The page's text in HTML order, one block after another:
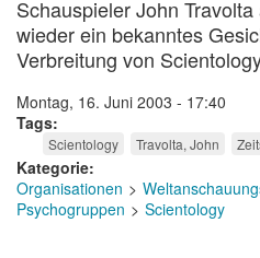
Schauspieler John
wieder ein bekanntes
Verbreitung von
Montag, 16. Juni 2003 - 17:40
Tags
Scientology Travolta, John
Kategorie
Organisationen
Psychogruppen
Scientology